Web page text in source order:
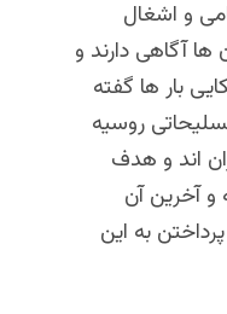
و اشغال
آگاهی دارند و
بار ها گفته
روسیه
اند و هدف
و آخرین آن
به این